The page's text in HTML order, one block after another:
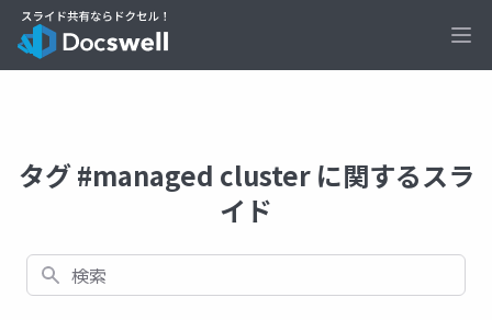
タグ #managed cluster に関するスラ
イド
検索